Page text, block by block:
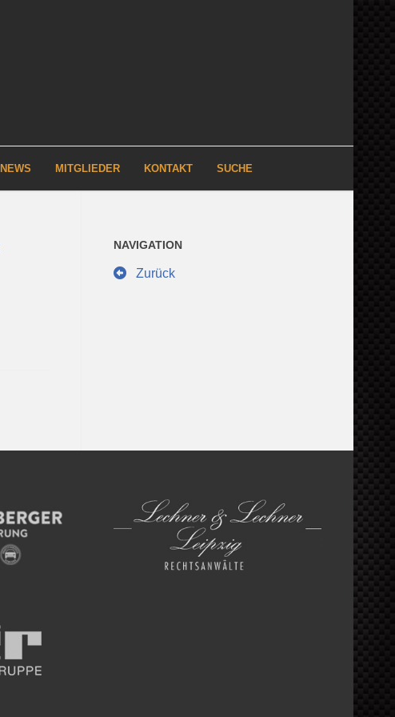
NEWS MITGLIEDER KONTAKT SUCHE
NAVIGATION
Zurück